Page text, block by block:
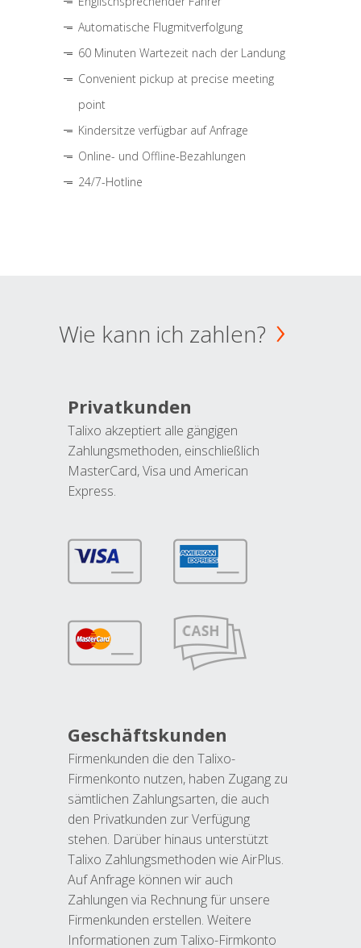
Automatische Flugmitverfolgung
60 Minuten Wartezeit nach der Landung
Convenient pickup at precise meeting
point
Kindersitze verfügbar auf Anfrage
Online- und Offline-Bezahlungen
24/7-Hotline
Wie kann ich zahlen?
Privatkunden
Talixo akzeptiert alle gängigen
Zahlungsmethoden, einschließlich
MasterCard, Visa und American
Express.
Geschäftskunden
Firmenkunden die den Talixo-
Firmenkonto nutzen, haben Zugang zu
sämtlichen Zahlungsarten, die auch
den Privatkunden zur Verfügung
stehen. Darüber hinaus unterstützt
Talixo Zahlungsmethoden wie AirPlus.
Auf Anfrage können wir auch
Zahlungen via Rechnung für unsere
Firmenkunden erstellen. Weitere
Informationen zum Talixo-Firmkonto